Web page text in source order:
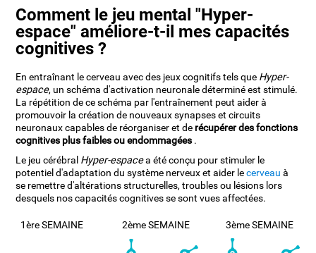
Comment le jeu mental "Hyper-
espace" améliore-t-il mes capacités
cognitives ?
En entraînant le cerveau avec des jeux cognitifs tels que Hyper-
espace, un schéma d'activation neuronale déterminé est stimulé.
La répétition de ce schéma par l'entraînement peut aider à
promouvoir la création de nouveaux synapses et circuits
neuronaux capables de réorganiser et de récupérer des fonctions
cognitives plus faibles ou endommagées .
Le jeu cérébral Hyper-espacea été conçu pour stimuler le
potentiel d'adaptation du système nerveux et aider lecerveau à
se remettre d'altérations structurelles, troubles ou lésions lors
desquels nos capacités cognitives se sont vues affectées.
1ère SEMAINE 2ème SEMAINE 3ème SEMAINE